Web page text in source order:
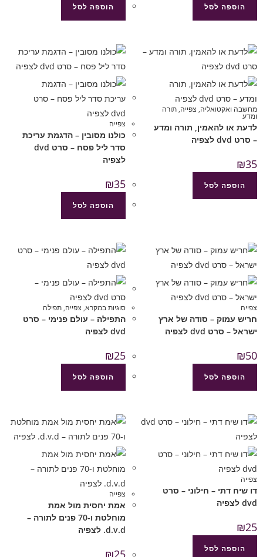
הוספה לסל הוספה לסל
מחשבה ואקטואליה, צפייה,תורה
ומדע
לדעת או להאמין, תורה ומדע
– סרט dvd לצפיה
₪35
הוספה לסל
צפייה
כולנו מסובין – הדגמת עריכת
סדר ליל פסח – סרט dvd
לצפיה
₪35
הוספה לסל
צפייה
חריש עמוק – סודה של ארץ
ישראל – סרט dvd לצפיה
₪50
הוספה לסל
סוגיות במקרא, צפייה,תפילה
התפילה – עולם פנימי – סרט
dvd לצפיה
₪25
הוספה לסל
צפייה
דו שיח דתי – חילוני – סרט
dvd לצפיה
₪25
הוספה לסל
צפייה
אמת יחסית מול אמת
מוחלטת ו-70 פנים לתורה –
d.v.d. לצפיה